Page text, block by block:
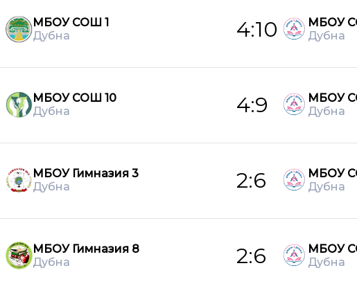
МБОУ СОШ 1
Дубна
4:10
МБОУ
Дубна
МБОУ СОШ 10
Дубна
4:9
МБОУ
Дубна
МБОУ Гимназия 3
Дубна
2:6
МБОУ
Дубна
МБОУ Гимназия 8
Дубна
2:6
МБОУ
Дубна